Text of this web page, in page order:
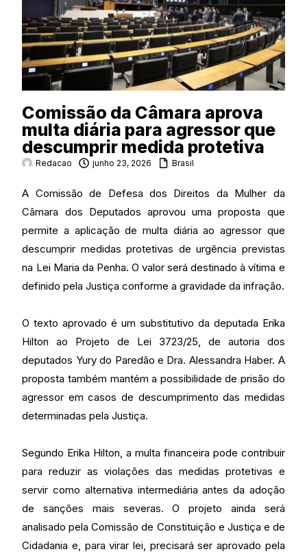
Comissão da Câmara aprova
multa diária para agressor que
descumprir medida protetiva
Redacao junho 23, 2026 Brasil
A Comissão de Defesa dos Direitos da Mulher da
Câmara dos Deputados aprovou uma proposta que
permite a aplicação de multa diária ao agressor que
descumprir medidas protetivas de urgência previstas
na Lei Maria da Penha. O valor será destinado à vítima e
definido pela Justiça conforme a gravidade da infração.
O texto aprovado é um substitutivo da deputada Erika
Hilton ao Projeto de Lei 3723/25, de autoria dos
deputados Yury do Paredão e Dra. Alessandra Haber. A
proposta também mantém a possibilidade de prisão do
agressor em casos de descumprimento das medidas
determinadas pela Justiça.
Segundo Erika Hilton, a multa financeira pode contribuir
para reduzir as violações das medidas protetivas e
servir como alternativa intermediária antes da adoção
de sanções mais severas. O projeto ainda será
analisado pela Comissão de Constituição e Justiça e de
Cidadania e, para virar lei, precisará ser aprovado pela